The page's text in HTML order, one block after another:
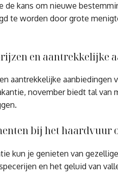
de kans om nieuwe
te worden door grote
en aantrekkelijke
aantrekkelijke
november biedt tal van
bij het haardvuur
kun je genieten van
en het geluid van